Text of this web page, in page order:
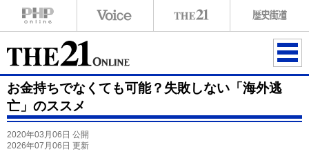
ME
NU
お金持ちでなくても可能？失敗しない「海外逃
亡」のススメ
2020年03月06日 公開
2026年07月06日 更新